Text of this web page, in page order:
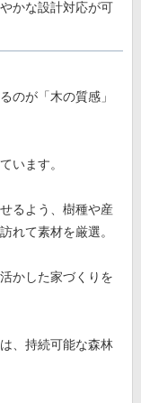
かな設計対応が可
のが「木の質感」
います。
るよう、樹種や産
れて素材を厳選。
かした家づくりを
、持続可能な森林